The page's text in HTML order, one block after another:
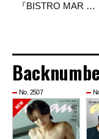
『BISTRO MAR …
No. 2507